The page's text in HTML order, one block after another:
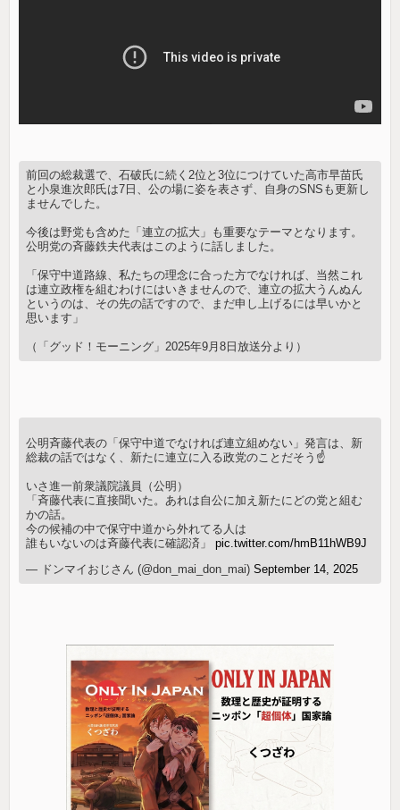
前回の総裁選で、石破氏に続く2位と3位につけていた高市早苗氏
と小泉進次郎氏は7日、公の場に姿を表さず、自身のSNSも更新し
ませんでした。
今後は野党も含めた「連立の拡大」も重要なテーマとなります。
公明党の斉藤鉄夫代表はこのように話しました。
「保守中道路線、私たちの理念に合った方でなければ、当然これ
は連立政権を組むわけにはいきませんので、連立の拡大うんぬん
というのは、その先の話ですので、まだ申し上げるには早いかと
思います」
（「グッド！モーニング」2025年9月8日放送分より）
公明斉藤代表の「保守中道でなければ連立組めない」発言は、新
総裁の話ではなく、新たに連立に入る政党のことだそう☝️
いさ進一前衆議院議員（公明）
「斉藤代表に直接聞いた。あれは自公に加え新たにどの党と組む
かの話。
今の候補の中で保守中道から外れてる人は
誰もいないのは斉藤代表に確認済」pic.twitter.com/hmB11hWB9J
— ドンマイおじさん (@don_mai_don_mai)September 14, 2025